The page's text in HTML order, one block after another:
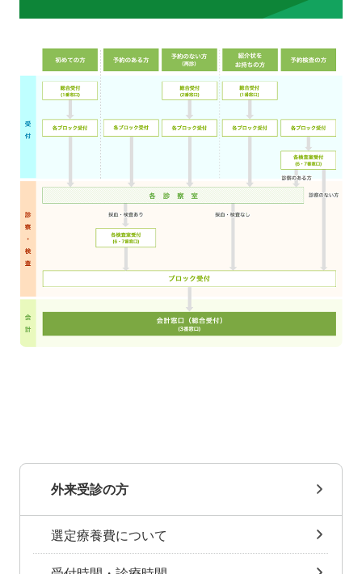
寄附
外来受診の方
選定療養費について